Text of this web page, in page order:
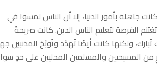
بأمور الدنيا، إلا أن الناس لمسوا في
الفرصة لتعليم الناس الدين. كانت صريحةً
ولكنها كانت أيضًا تُهدّد وتُوبّخ المذنبين
من المسيحيين والمسلمين المحليين على حدٍ